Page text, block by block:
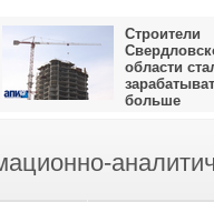
Строители
области
больше